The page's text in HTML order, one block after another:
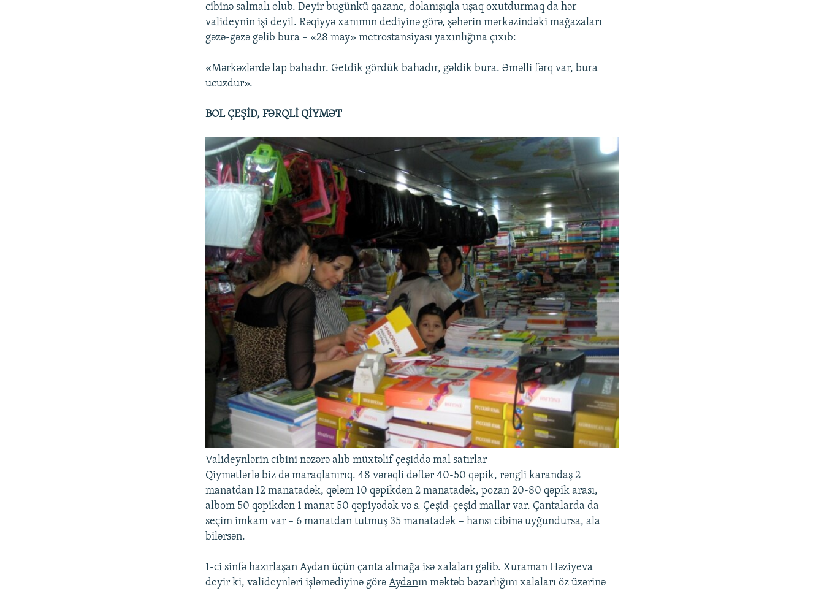
cibinə salmalı olub. Deyir bugünkü qazanc, dolanışıqla uşaq oxutdurmaq da hər
valideynin işi deyil. Rəqiyyə xanımın dediyinə görə, şəhərin mərkəzindəki mağazaları
gəzə-gəzə gəlib bura – «28 may» metrostansiyası yaxınlığına çıxıb:
«Mərkəzlərdə lap bahadır. Getdik gördük bahadır, gəldik bura. Əməlli fərq var, bura
ucuzdur».
BOL ÇEŞİD, FƏRQLİ QİYMƏT
Valideynlərin cibini nəzərə alıb müxtəlif çeşiddə mal satırlar
Qiymətlərlə biz də maraqlanırıq. 48 vərəqli dəftər 40-50 qəpik, rəngli karandaş 2
manatdan 12 manatadək, qələm 10 qəpikdən 2 manatadək, pozan 20-80 qəpik arası,
albom 50 qəpikdən 1 manat 50 qəpiyədək və s. Çeşid-çeşid mallar var. Çantalarda da
seçim imkanı var – 6 manatdan tutmuş 35 manatadək – hansı cibinə uyğundursa, ala
bilərsən.
1-ci sinfə hazırlaşan Aydan üçün çanta almağa isə xalaları gəlib.Xuraman Həziyeva
deyir ki, valideynləri işləmədiyinə görəAydanın məktəb bazarlığını xalaları öz üzərinə